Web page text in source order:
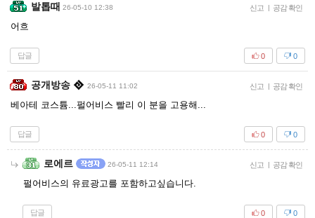
발톱때 26-05-10 12:38 신고 공감 확인
어흐
답글 0
0
공개방송 26-05-11 11:02 신고 공감 확인
베아테 코스튬...펄어비스 빨리 이 분을 고용해...
답글 0
0
로에르 26-05-11 12:14 신고 공감 확인
펄어비스의 유료광고를 포함하고싶습니다.
답글 0
0